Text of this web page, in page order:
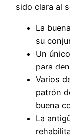
sido clara al
La
su
Un
para
Varios
patrón
buena
La